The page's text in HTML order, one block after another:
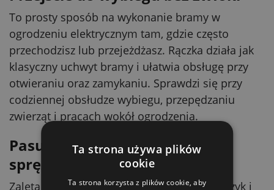
To prosty sposób na wykonanie bramy w
ogrodzeniu elektrycznym tam, gdzie często
przechodzisz lub przejeżdżasz. Rączka działa jak
klasyczny uchwyt bramy i ułatwia obsługę przy
otwieraniu oraz zamykaniu. Sprawdzi się przy
codziennej obsłudze wybiegu, przepędzaniu
zwierząt i pracach wokół ogrodzenia.
Pasuje do bramy zwijanej i
sprężynowej
Zaletą jest uniwersalne podłączenie na haczyk i
Ta strona używa plików
cookie
Ta strona korzysta z plików cookie, aby